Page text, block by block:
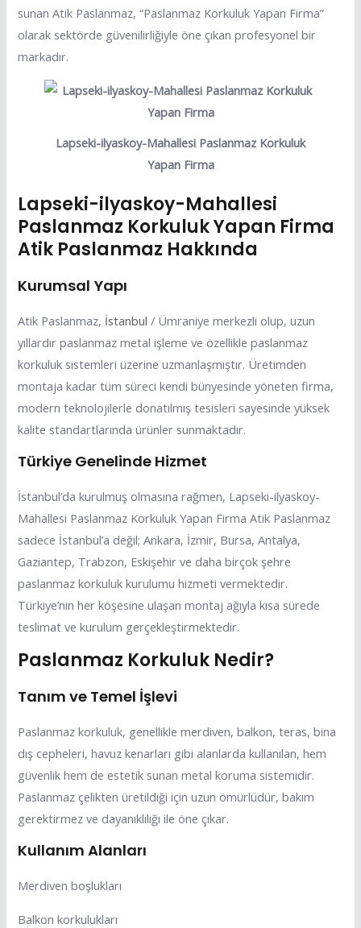
sunan Atik Paslanmaz, “Paslanmaz Korkuluk Yapan Firma”
olarak sektörde güvenilirliğiyle öne çıkan profesyonel bir
markadır.
Lapseki-ilyaskoy-Mahallesi Paslanmaz Korkuluk
Yapan Firma
Lapseki-ilyaskoy-Mahallesi
Paslanmaz Korkuluk Yapan Firma
Atik Paslanmaz Hakkında
Kurumsal Yapı
Atik Paslanmaz, İstanbul / Ümraniye merkezli olup, uzun
yıllardır paslanmaz metal işleme ve özellikle paslanmaz
korkuluk sistemleri üzerine uzmanlaşmıştır. Üretimden
montaja kadar tüm süreci kendi bünyesinde yöneten firma,
modern teknolojilerle donatılmış tesisleri sayesinde yüksek
kalite standartlarında ürünler sunmaktadır.
Türkiye Genelinde Hizmet
İstanbul’da kurulmuş olmasına rağmen, Lapseki-ilyaskoy-
Mahallesi Paslanmaz Korkuluk Yapan Firma Atik Paslanmaz
sadece İstanbul’a değil; Ankara, İzmir, Bursa, Antalya,
Gaziantep, Trabzon, Eskişehir ve daha birçok şehre
paslanmaz korkuluk kurulumu hizmeti vermektedir.
Türkiye’nin her köşesine ulaşan montaj ağıyla kısa sürede
teslimat ve kurulum gerçekleştirmektedir.
Paslanmaz Korkuluk Nedir?
Tanım ve Temel İşlevi
Paslanmaz korkuluk, genellikle merdiven, balkon, teras, bina
dış cepheleri, havuz kenarları gibi alanlarda kullanılan, hem
güvenlik hem de estetik sunan metal koruma sistemidir.
Paslanmaz çelikten üretildiği için uzun ömürlüdür, bakım
gerektirmez ve dayanıklılığı ile öne çıkar.
Kullanım Alanları
Merdiven boşlukları
Balkon korkulukları